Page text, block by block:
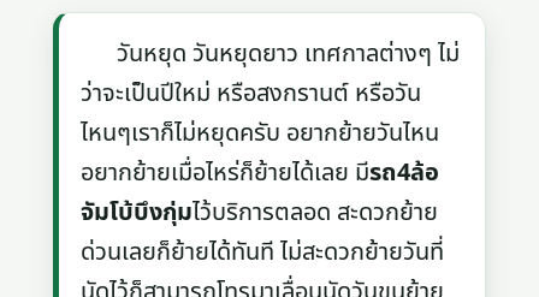
วันหยุด วันหยุดยาว เทศกาลต่างๆ ไม่
ว่าจะเป็นปีใหม่ หรือสงกรานต์ หรือวัน
ไหนๆเราก็ไม่หยุดครับ อยากย้ายวันไหน
อยากย้ายเมื่อไหร่ก็ย้ายได้เลย มีรถ4ล้อ
จัมโบ้บึงกุ่มไว้บริการตลอด สะดวกย้าย
ด่วนเลยก็ย้ายได้ทันที ไม่สะดวกย้ายวันที่